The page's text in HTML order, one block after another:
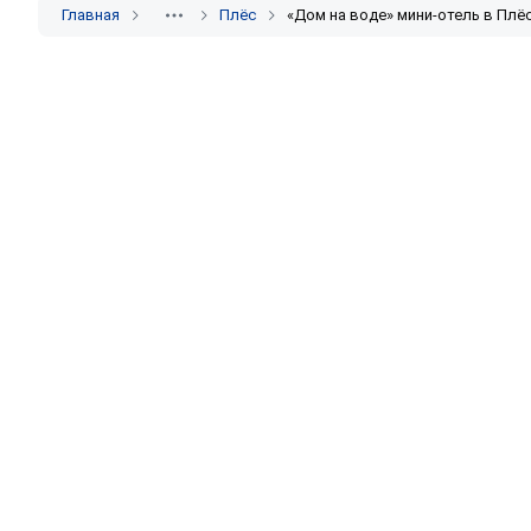
Главная Плёс «Дом на воде» мини-отель в